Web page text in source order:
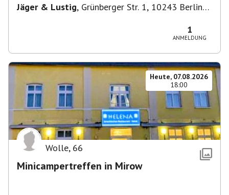
Jäger & Lustig, Grünberger Str. 1, 10243 Berlin-
1
ANMELDUNG
Heute, 07.08.2026
18:00
Wolle, 66
Minicampertreffen in Mirow